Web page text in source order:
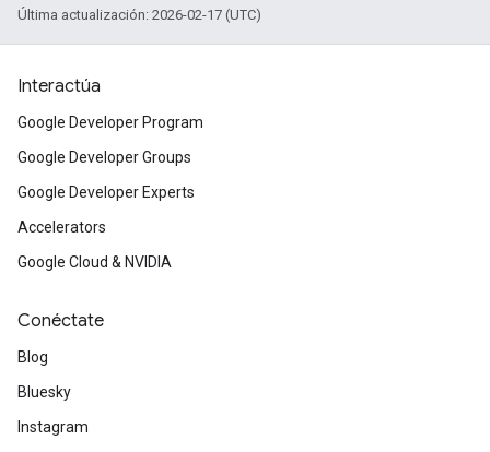
Última actualización: 2026-02-17 (UTC)
Interactúa
Google Developer Program
Google Developer Groups
Google Developer Experts
Accelerators
Google Cloud & NVIDIA
Conéctate
Blog
Bluesky
Instagram